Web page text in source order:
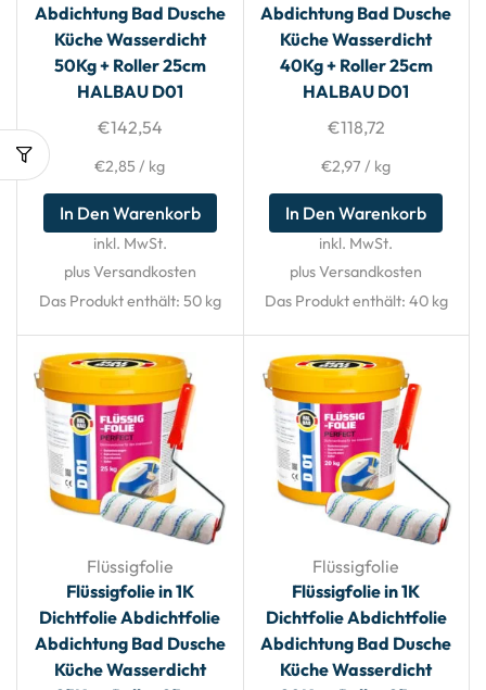
Abdichtung Bad Dusche
Küche Wasserdicht
50Kg + Roller 25cm
HALBAU D01
€142,54
€2,85 / kg
In Den Warenkorb
inkl. MwSt.
plus Versandkosten
Das Produkt enthält: 50 kg
Abdichtung Bad Dusche
Küche Wasserdicht
40Kg + Roller 25cm
HALBAU D01
€118,72
€2,97 / kg
In Den Warenkorb
inkl. MwSt.
plus Versandkosten
Das Produkt enthält: 40 kg
Flüssigfolie
Flüssigfolie in 1K
Dichtfolie Abdichtfolie
Abdichtung Bad Dusche
Küche Wasserdicht
Flüssigfolie
Flüssigfolie in 1K
Dichtfolie Abdichtfolie
Abdichtung Bad Dusche
Küche Wasserdicht